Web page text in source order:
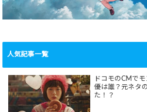
人気記事一覧
ドコモのCMで
優は誰？元ネタ
た！？